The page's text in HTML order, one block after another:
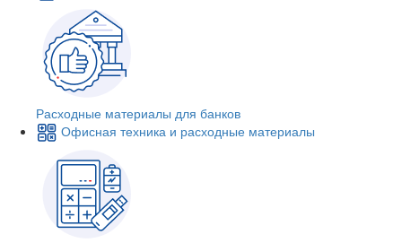
Расходные материалы для банков
Офисная техника и расходные материалы